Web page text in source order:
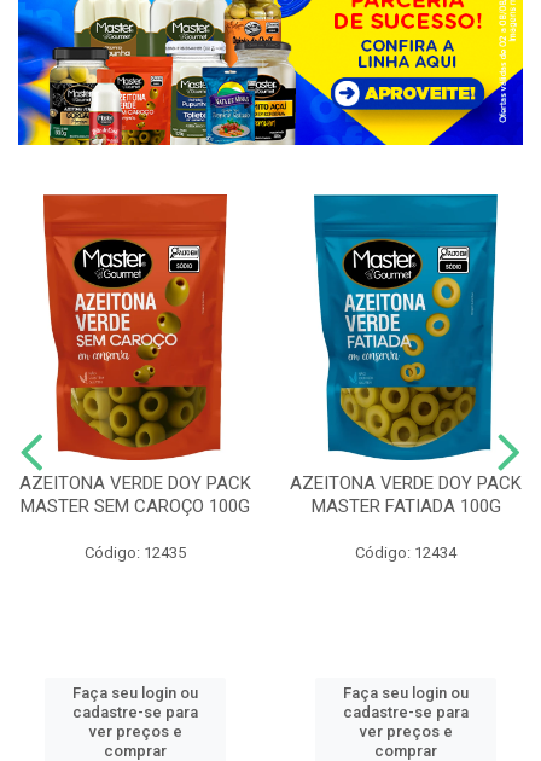
AZEITONA VERDE DOY PACK
MASTER SEM CAROÇO 100G
Código: 12435
Faça seu login ou
cadastre-se para
ver preços e
comprar
AZEITONA VERDE DOY PACK
MASTER FATIADA 100G
Código: 12434
Faça seu login ou
cadastre-se para
ver preços e
comprar